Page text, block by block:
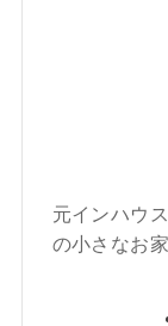
元インハウ
の小さなお